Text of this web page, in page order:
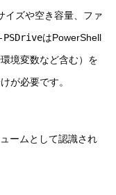
イズや空き容量、ファ
PSDriveはPowerShell
境変数など含む）を
が必要です。
ームとして認識され